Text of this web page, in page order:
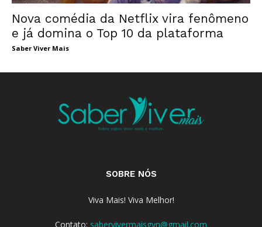
Nova comédia da Netflix vira fenômeno
e já domina o Top 10 da plataforma
Saber Viver Mais
SOBRE NÓS
Viva Mais! Viva Melhor!
Contato: sabervivermaisgyn@gmail.com